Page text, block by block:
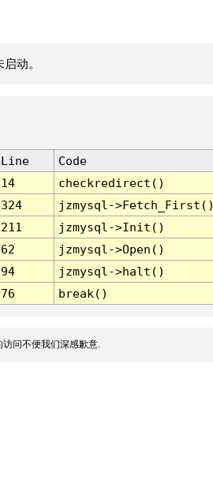
动。
Line
Code
14
checkredirect()
324
jzmysql-
211
jzmysql->Init()
62
jzmysql->Open()
94
jzmysql->halt()
76 break()
问不便我们深感歉意.